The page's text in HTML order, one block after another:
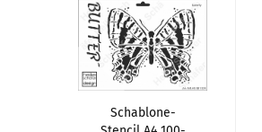
Schablone-